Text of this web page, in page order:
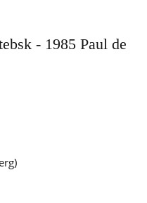
- 1985 Paul de